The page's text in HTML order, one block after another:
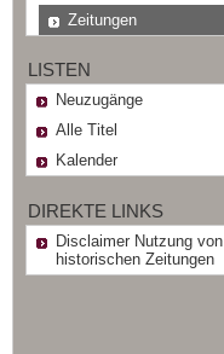
Zeitungen
LISTEN
Neuzugänge
Alle Titel
Kalender
DIREKTE LINKS
Disclaimer Nutzung von
historischen Zeitungen